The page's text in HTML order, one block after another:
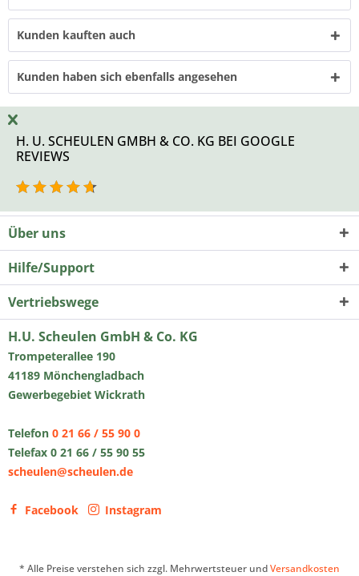
Kunden kauften auch
Kunden haben sich ebenfalls angesehen
H. U. SCHEULEN GMBH & CO. KG BEI GOOGLE
REVIEWS
Über uns
Hilfe/Support
Vertriebswege
H.U. Scheulen GmbH & Co. KG
Trompeterallee 190
41189 Mönchengladbach
Gewerbegebiet Wickrath
Telefon 0 21 66 / 55 90 0
Telefax 0 21 66 / 55 90 55
scheulen@scheulen.de
Facebook Instagram
* Alle Preise verstehen sich zzgl. Mehrwertsteuer undVersandkosten